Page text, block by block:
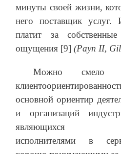
минуты своей жизни,
него поставщик
платит за
ощущения [9] (Payn II,
Можно смело
основной ориентир
и организаций
являющихся
исполнителями в